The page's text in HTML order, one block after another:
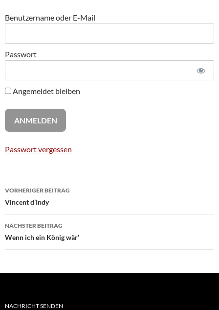
Benutzername oder E-Mail
Passwort
Angemeldet bleiben
Passwort vergessen
Beitragsnavigation
VORHERIGER BEITRAG
Vincent d’Indy
NÄCHSTER BEITRAG
Wenn ich ein König wär‘
NACHRICHT SENDEN